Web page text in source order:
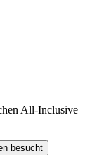
All-Inclusive
besucht